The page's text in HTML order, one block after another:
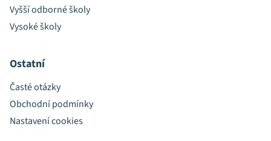
Vyšší odborné školy
Vysoké školy
Ostatní
Časté otázky
Obchodní podmínky
Nastavení cookies